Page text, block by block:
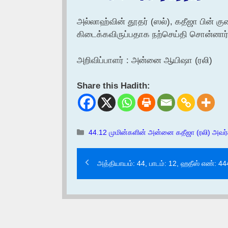
அல்லாஹ்வின் தூதர் (ஸல்), கதீஜா பின்
கிடைக்கவிருப்பதாக நற்செய்தி
அறிவிப்பாளர் : அன்னை ஆயிஷா (ரலி)
Share this Hadith:
Categories
44.12 முமின்களின் அன்னை கதீஜா (ரலி)
அத்தியாயம்: 44, பாடம்: 12, ஹதீஸ் எண்: